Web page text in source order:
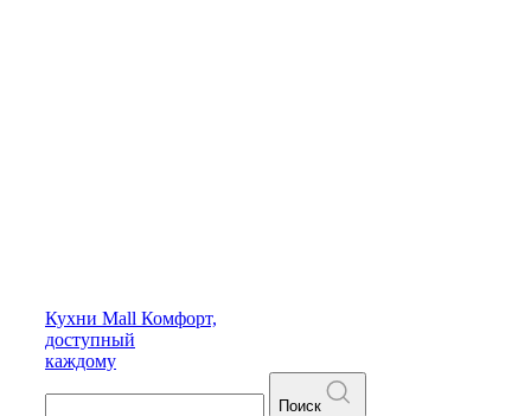
Кухни Mall Комфорт,
доступный
каждому
Поиск